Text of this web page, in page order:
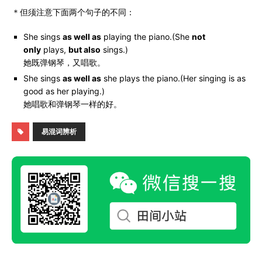
＊但须注意下面两个句子的不同：
She sings as well as playing the piano.(She not
only plays, but also sings.)
她既弹钢琴，又唱歌。
She sings as well as she plays the piano.(Her singing is as
good as her playing.)
她唱歌和弹钢琴一样的好。
易混词辨析